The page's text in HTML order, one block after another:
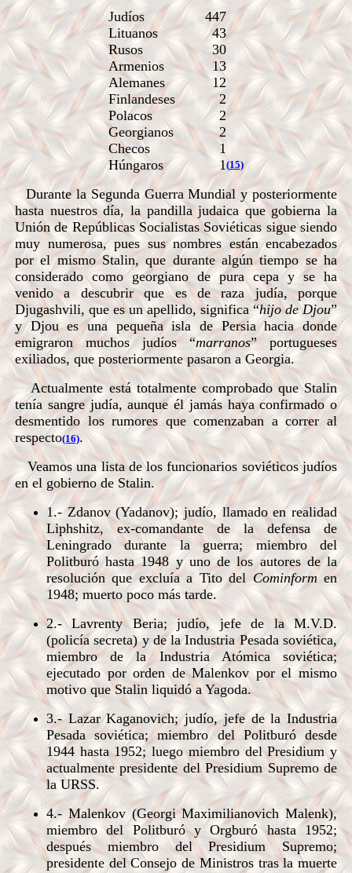
Judíos
447
Lituanos
43
Rusos
30
Armenios
13
Alemanes
12
Finlandeses
2
Polacos
2
Georgianos
2
Checos
1
Húngaros
1(15)
Durante la Segunda Guerra Mundial y posteriormente
hasta nuestros día, la pandilla judaica que gobierna la
Unión de Repúblicas Socialistas Soviéticas sigue siendo
muy numerosa, pues sus nombres están encabezados
por el mismo Stalin, que durante algún tiempo se ha
considerado como georgiano de pura cepa y se ha
venido a descubrir que es de raza judía, porque
Djugashvili, que es un apellido, significa “hijo de Djou”
y Djou es una pequeña isla de Persia hacia donde
emigraron muchos judíos “marranos” portugueses
exiliados, que posteriormente pasaron a Georgia.
Actualmente está totalmente comprobado que Stalin
tenía sangre judía, aunque él jamás haya confirmado o
desmentido los rumores que comenzaban a correr al
respecto(16).
Veamos una lista de los funcionarios soviéticos judíos
en el gobierno de Stalin.
1.- Zdanov (Yadanov); judío, llamado en realidad
Liphshitz, ex-comandante de la defensa de
Leningrado durante la guerra; miembro del
Politburó hasta 1948 y uno de los autores de la
resolución que excluía a Tito delCominformen
1948; muerto poco más tarde.
2.- Lavrenty Beria; judío, jefe de la M.V.D.
(policía secreta) y de la Industria Pesada soviética,
miembro de la Industria Atómica soviética;
ejecutado por orden de Malenkov por el mismo
motivo que Stalin liquidó a Yagoda.
3.- Lazar Kaganovich; judío, jefe de la Industria
Pesada soviética; miembro del Politburó desde
1944 hasta 1952; luego miembro del Presidium y
actualmente presidente del Presidium Supremo de
la URSS.
4.- Malenkov (Georgi Maximilianovich Malenk),
miembro del Politburó y Orgburó hasta 1952;
después miembro del Presidium Supremo;
presidente del Consejo de Ministros tras la muerte